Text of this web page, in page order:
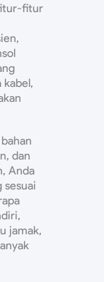
fitur
dan
Anda
sesuai
jamak,